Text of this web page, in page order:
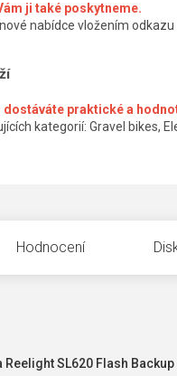
ji také poskytneme.
nabídce vložením
dostáváte praktické a
kategorií: Gravel bikes,
Hodnocení
SL620 Flash Backup